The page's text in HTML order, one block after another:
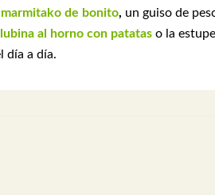
marmitako de bonito, un guiso de
lubina al horno con patatas o la
día a día.